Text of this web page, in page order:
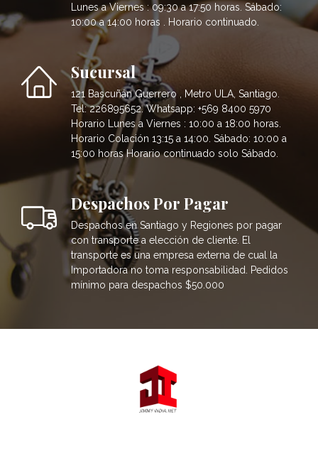
Lunes a Viernes : 09:30 a 17:50 horas. Sábado:
10:00 a 14:00 horas . Horario continuado.
Sucursal
121 Bascuñán Guerrero , Metro ULA, Santiago.
Tel: 226895652. Whatsapp: +569 8400 5970
Horario Lunes a Viernes : 10:00 a 18:00 horas.
Horario Colación 13:15 a 14:00. Sábado: 10:00 a
15:00 horas Horario continuado solo Sábado.
Despachos Por Pagar
Despachos en Santiago y Regiones por pagar
con transporte a elección de cliente. El
transporte es una empresa externa de cual la
Importadora no toma responsabilidad. Pedidos
mínimo para despachos $50.000